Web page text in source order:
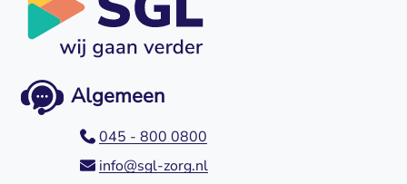
Algemeen
045 - 800 0800
info@sgl-zorg.nl